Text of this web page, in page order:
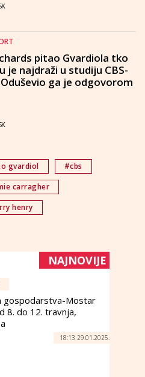
pitao Gvardiola tko
je najdraži u studiju CBS-
ga je odgovorom
gvardiol
#cbs
carragher
henry
NAJNOVIJE
gospodarstva-Mostar
8. do 12. travnja,
18:13 29.01.2025.